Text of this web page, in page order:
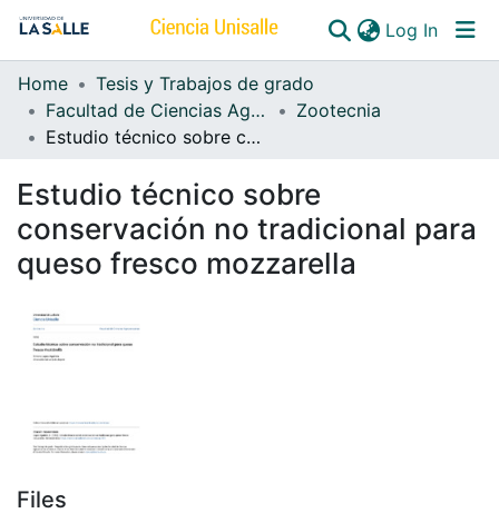
Log In
Communities & Collections
All of DSpace
Home
Tesis y Trabajos de grado
Facultad de Ciencias Agropecuarias
Zootecnia
Estudio técnico sobre conservación no tradicional para queso fresco mozzarella
Estudio técnico sobre
conservación no tradicional para
queso fresco mozzarella
Files